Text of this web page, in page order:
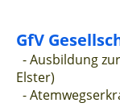
GfV
- Ausbildung
Elster)
-